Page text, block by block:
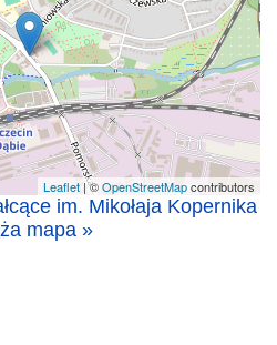
Leaflet | ©OpenStreetMapcontributors
im. Mikołaja Kopernika
mapa »